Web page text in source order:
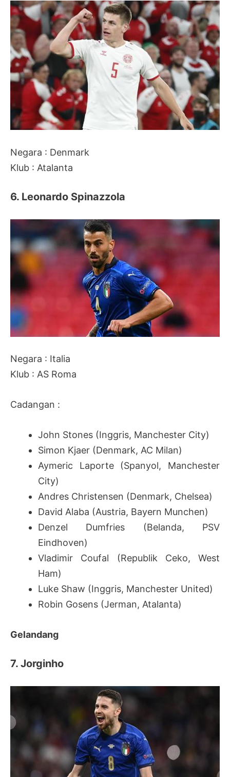
Negara : Denmark
Klub : Atalanta
6. Leonardo Spinazzola
Negara : Italia
Klub : AS Roma
Cadangan :
John Stones (Inggris, Manchester City)
Simon Kjaer (Denmark, AC Milan)
Aymeric Laporte (Spanyol, Manchester
City)
Andres Christensen (Denmark, Chelsea)
David Alaba (Austria, Bayern Munchen)
Denzel Dumfries (Belanda, PSV
Eindhoven)
Vladimir Coufal (Republik Ceko, West
Ham)
Luke Shaw (Inggris, Manchester United)
Robin Gosens (Jerman, Atalanta)
Gelandang
7. Jorginho